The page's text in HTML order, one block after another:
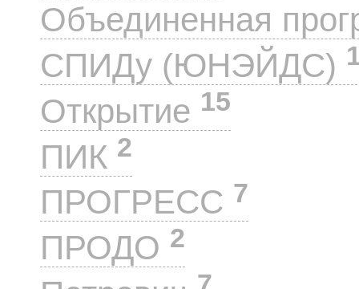
Объединенная
СПИДу (ЮНЭЙДС)
Открытие 15
ПИК 2
ПРОГРЕСС 7
ПРОДО 2